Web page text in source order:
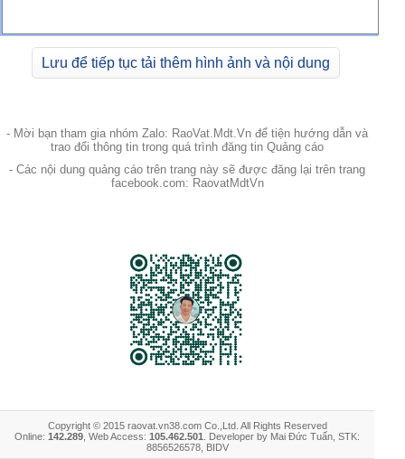
Lưu để tiếp tục tải thêm hình ảnh và nội dung
- Mời bạn tham gia nhóm Zalo: RaoVat.Mdt.Vn để tiện hướng dẫn và
trao đổi thông tin trong quá trình đăng tin Quảng cáo
- Các nội dung quảng cáo trên trang này sẽ được đăng lại trên trang
facebook.com: RaovatMdtVn
Copyright © 2015 raovat.vn38.com Co.,Ltd. All Rights Reserved
Online: 142.289 , Web Access: 105.462.501 . Developer by Mai Đức Tuấn, STK:
8856526578, BIDV